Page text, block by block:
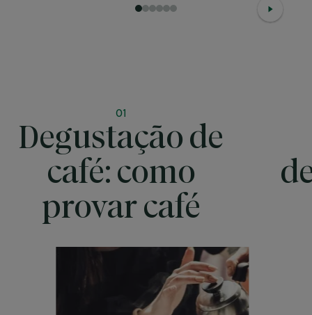
1 2345
01
Degustação de
café: como
provar café